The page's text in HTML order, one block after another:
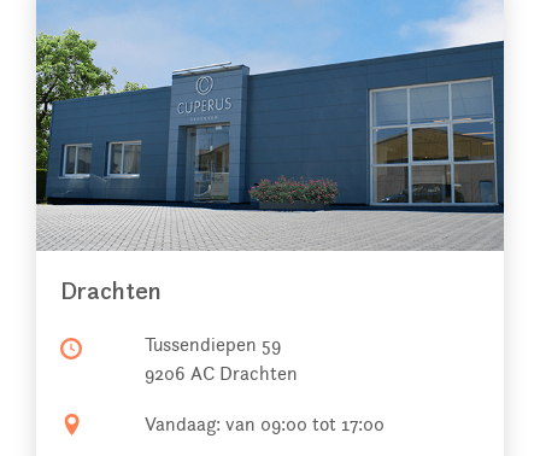
Drachten
Tussendiepen 59
9206 AC Drachten
Vandaag: van 09:00 tot 17:00